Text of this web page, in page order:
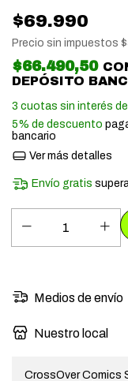
$69.990
Precio sin impuestos
$66.490,50
DEPÓSITO
3 cuotas sin interés de
5% de descuento
bancario
Ver más detalles
Envío gratis
Medios de envío
Nuestro local
CrossOver Comics